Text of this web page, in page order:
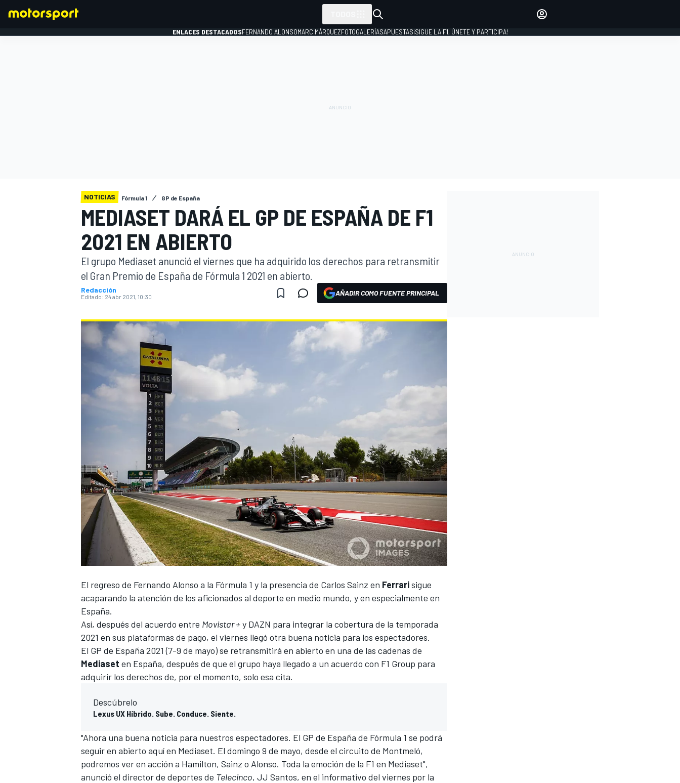
WEC
ENLACES DESTACADOSFERNANDO ALONSOMARC MÁRQUEZFOTOGALERÍASAPUESTAS¡SIGUE LA F1, ÚNETE Y PARTICIPA!
NOTICIAS Fórmula 1 GP de España
MEDIASET DARÁ EL GP DE ESPAÑA DE F1
2021 EN ABIERTO
El grupo Mediaset anunció el viernes que ha adquirido los derechos para retransmitir
el Gran Premio de España de Fórmula 1 2021 en abierto.
Redacción
Editado: 24 abr 2021, 10:30 AÑADIR COMO FUENTE PRINCIPAL
El regreso de Fernando Alonso a la Fórmula 1 y la presencia de Carlos Sainz en Ferrarisigue
acaparando la atención de los aficionados al deporte en medio mundo, y en especialmente en
España.
Así, después del acuerdo entre Movistar +y DAZN para integrar la cobertura de la temporada
2021 en sus plataformas de pago, el viernes llegó otra buena noticia para los espectadores.
El GP de España 2021 (7-9 de mayo) se retransmitirá en abierto en una de las cadenas de
Mediaset en España, después de que el grupo haya llegado a un acuerdo con F1 Group para
adquirir los derechos de, por el momento, solo esa cita.
Descúbrelo
Lexus UX Híbrido. Sube. Conduce. Siente.
"Ahora una buena noticia para nuestros espectadores. El GP de España de Fórmula 1 se podrá
seguir en abierto aquí en Mediaset. El domingo 9 de mayo, desde el circuito de Montmeló,
podremos ver en acción a Hamilton, Sainz o Alonso. Toda la emoción de la F1 en Mediaset",
anunció el director de deportes de Telecinco, JJ Santos, en el informativo del viernes por la